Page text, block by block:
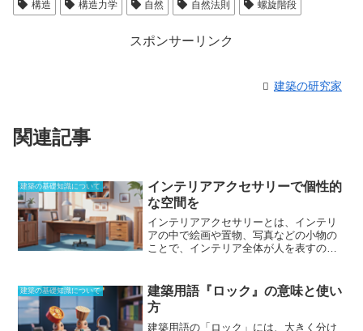
構造
構造力学 自然 自然法則 螺旋階段
スポンサーリンク
建築の研究家
関連記事
建築の基礎知識について
インテリアアクセサリーで個性的
な空間を
インテリアアクセサリーとは、インテリ
アの中で絵画や置物、写真などの小物の
ことで、インテリア全体が人を表すので
間を演出するうえでは、
個性を引き出す
ことができる
ようになるが、ひとつのイ
ンテリアアクセサリーだけでも、リズム
が生まれるような豊かな空間に。アクセ
建築の基礎知識について
建築用語『ロック』の意味と使い
方
建築用語の「 ロック 」には、大きく分け